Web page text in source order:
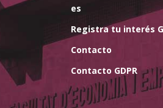
es
Registra tu interés
Contacto
Contacto GDPR